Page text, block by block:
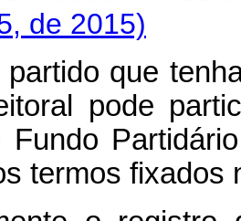
de 2015)
partido que
pode
Fundo
termos fixados